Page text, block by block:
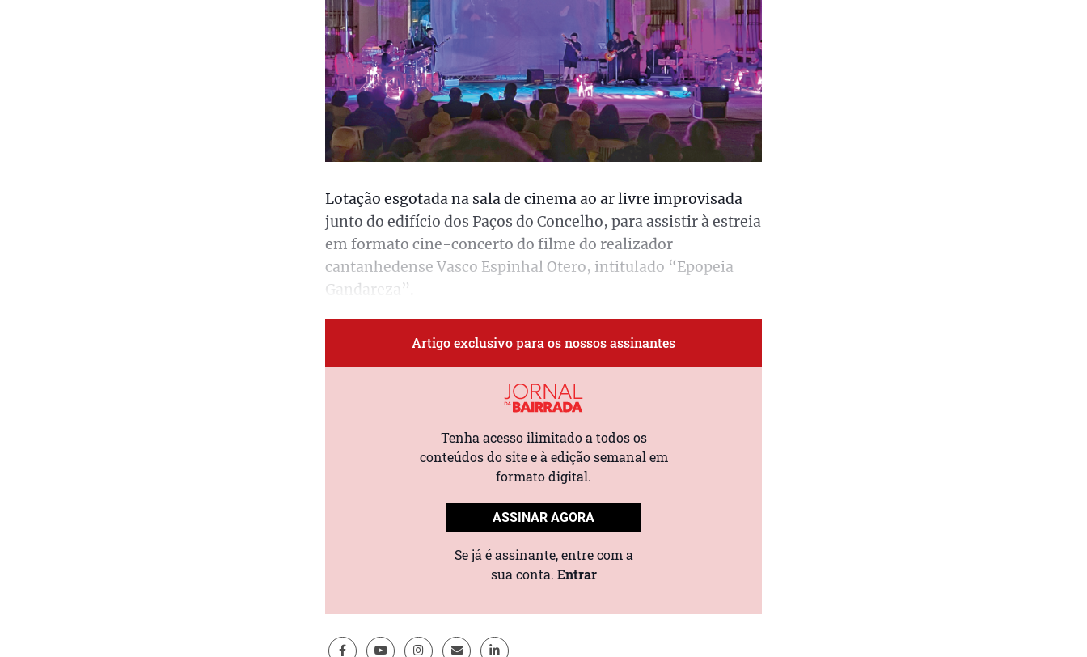
Lotação esgotada na sala de cinema ao ar livre improvisada
junto do edifício dos Paços do Concelho, para assistir à estreia
em formato cine-concerto do filme do realizador
cantanhedense Vasco Espinhal Otero, intitulado “Epopeia
Gandareza”.
Artigo exclusivo para os nossos assinantes
Tenha acesso ilimitado a todos os
conteúdos do site e à edição semanal em
formato digital.
ASSINAR AGORA
Se já é assinante, entre com a
sua conta. Entrar